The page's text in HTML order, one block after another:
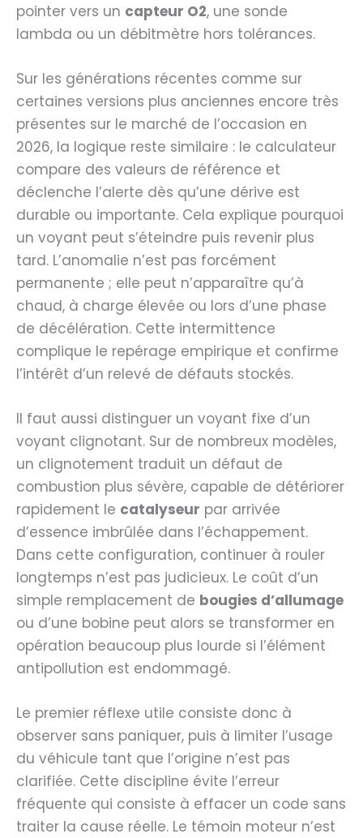
pointer vers un capteur O2, une sonde
lambda ou un débitmètre hors tolérances.
Sur les générations récentes comme sur
certaines versions plus anciennes encore très
présentes sur le marché de l’occasion en
2026, la logique reste similaire : le calculateur
compare des valeurs de référence et
déclenche l’alerte dès qu’une dérive est
durable ou importante. Cela explique pourquoi
un voyant peut s’éteindre puis revenir plus
tard. L’anomalie n’est pas forcément
permanente ; elle peut n’apparaître qu’à
chaud, à charge élevée ou lors d’une phase
de décélération. Cette intermittence
complique le repérage empirique et confirme
l’intérêt d’un relevé de défauts stockés.
Il faut aussi distinguer un voyant fixe d’un
voyant clignotant. Sur de nombreux modèles,
un clignotement traduit un défaut de
combustion plus sévère, capable de détériorer
rapidement le catalyseur par arrivée
d’essence imbrûlée dans l’échappement.
Dans cette configuration, continuer à rouler
longtemps n’est pas judicieux. Le coût d’un
simple remplacement de bougies d’allumage
ou d’une bobine peut alors se transformer en
opération beaucoup plus lourde si l’élément
antipollution est endommagé.
Le premier réflexe utile consiste donc à
observer sans paniquer, puis à limiter l’usage
du véhicule tant que l’origine n’est pas
clarifiée. Cette discipline évite l’erreur
fréquente qui consiste à effacer un code sans
traiter la cause réelle. Le témoin moteur n’est